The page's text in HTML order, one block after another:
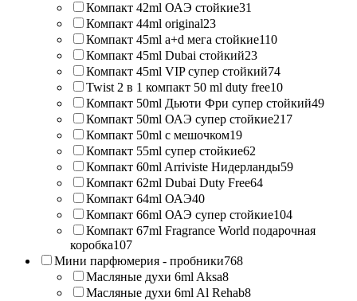
Компакт 42ml ОАЭ стойкие31
Компакт 44ml original23
Компакт 45ml a+d мега стойкие110
Компакт 45ml Dubai стойкий23
Компакт 45ml VIP супер стойкий74
Twist 2 в 1 компакт 50 ml duty free10
Компакт 50ml Дьюти Фри супер стойкий49
Компакт 50ml ОАЭ супер стойкие217
Компакт 50ml с мешочком19
Компакт 55ml супер стойкие62
Компакт 60ml Arriviste Нидерланды59
Компакт 62ml Dubai Duty Free64
Компакт 64ml ОАЭ40
Компакт 66ml ОАЭ супер стойкие104
Компакт 67ml Fragrance World подарочная
коробка107
Мини парфюмерия - пробники768
Масляные духи 6ml Aksa8
Масляные духи 6ml Al Rehab8